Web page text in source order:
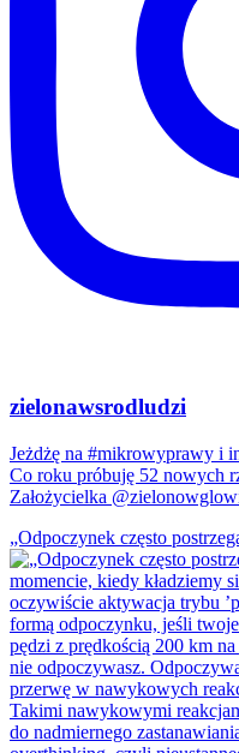
zielonawsrodludzi
Jeżdżę na #mikrowyprawy i
Co roku próbuję 52 nowych
Założycielka
„Odpoczynek często